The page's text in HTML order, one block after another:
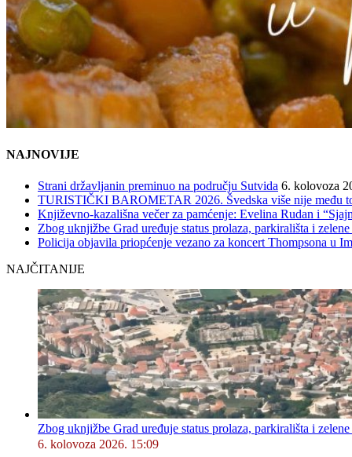
NAJNOVIJE
Strani državljanin preminuo na području Sutvida 6. kolovoza
TURISTIČKI BAROMETAR 2026. Švedska više nije među
Književno-kazališna večer za pamćenje: Evelina Rudan i
Zbog uknjižbe Grad uređuje status prolaza, parkirališta i
Policija objavila priopćenje vezano za koncert Thompsona u
NAJČITANIJE
Zbog uknjižbe Grad uređuje status prolaza, parkirališta i
6. kolovoza 2026. 15:09